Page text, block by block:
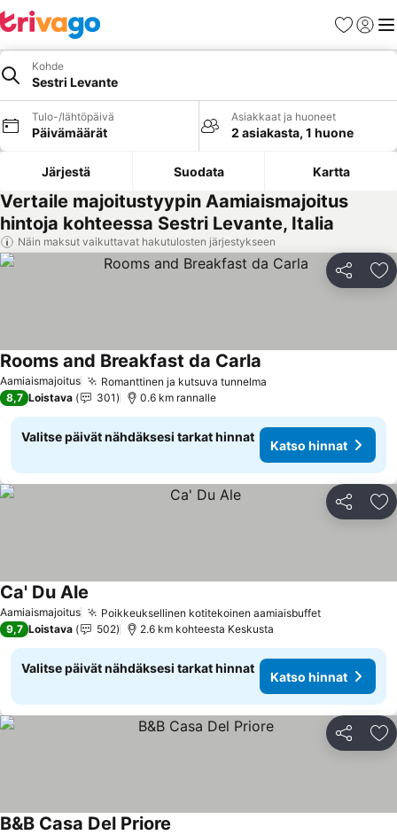
Suosikit
Kohde
Sestri Levante
Tulo-/lähtöpäivä
Päivämäärät
Asiakkaat ja huoneet
2 asiakasta, 1 huone
Järjestä Suodata Kartta
Vertaile majoitustyypin Aamiaismajoitus
hintoja kohteessa Sestri Levante, Italia
Näin maksut vaikuttavat hakutulosten järjestykseen
Jaa
Aamiaismajoitus Romanttinen ja kutsuva tunnelma
Rooms and Breakfast da Carla
8,7 Loistava 301 0.6 km rannalle
Valitse päivät nähdäksesi tarkat hinnat
Katso hinnat
Jaa
Aamiaismajoitus Poikkeuksellinen kotitekoinen aamiaisbuffetKatso
Ca' Du Ale
9,7 Loistava 502 2.6 km kohteesta Keskusta
Valitse päivät nähdäksesi tarkat hinnat
Katso hinnat
Jaa
B&B Casa Del Priore